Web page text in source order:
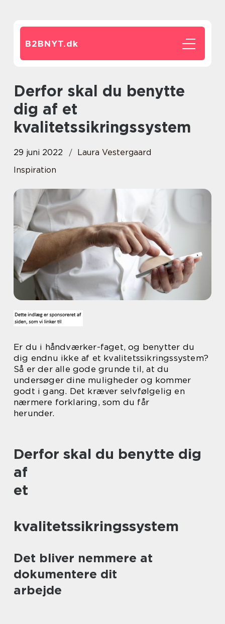
B2BNYT.dk
Derfor skal du benytte
dig af et
kvalitetssikringssystem
29 juni 2022
Laura Vestergaard
Inspiration
Er du i håndværker-faget, og benytter du
dig endnu ikke af et kvalitetssikringssystem?
Så er der alle gode grunde til, at du
undersøger dine muligheder og kommer
godt i gang. Det kræver selvfølgelig en
nærmere forklaring, som du får
herunder.
Derfor skal du benytte dig
af
et
kvalitetssikringssystem
Det bliver nemmere at
dokumentere dit
arbejde